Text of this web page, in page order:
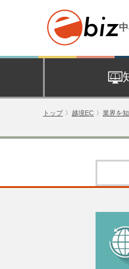
トップ 越境EC 業界を